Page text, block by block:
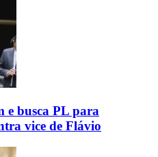
e busca PL para
vice de Flávio